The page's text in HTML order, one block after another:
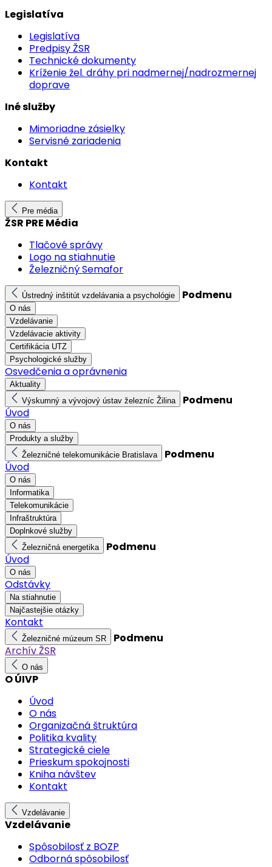
Legislatíva
Legislatíva
Predpisy ŽSR
Technické dokumenty
Kríženie žel. dráhy pri nadmernej/nadrozmernej
doprave
Iné služby
Mimoriadne zásielky
Servisné zariadenia
Kontakt
Kontakt
Pre média
ŽSR PRE Média
Tlačové správy
Logo na stiahnutie
Železničný Semafor
Ústredný inštitút vzdelávania a psychológie Podmenu
O nás
Vzdelávanie
Vzdelávacie aktivity
Certifikácia UTZ
Psychologické služby
Osvedčenia a oprávnenia
Aktuality
Výskumný a vývojový ústav železníc Žilina
Podmenu
Úvod
O nás
Produkty a služby
Železničné telekomunikácie Bratislava
Podmenu
Úvod
O nás
Informatika
Telekomunikácie
Infraštruktúra
Doplnkové služby
Železničná energetika
Podmenu
Úvod
O nás
Odstávky
Na stiahnutie
Najčastejšie otázky
Kontakt
Železničné múzeum SR
Podmenu
Archív ŽSR
O nás
O ÚIVP
Úvod
O nás
Organizačná štruktúra
Politika kvality
Strategické ciele
Prieskum spokojnosti
Kniha návštev
Kontakt
Vzdelávanie
Vzdelávanie
Spôsobilosť z BOZP
Odborná spôsobilosť